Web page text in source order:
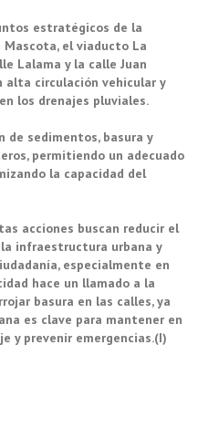
estratégicos de la
el viaducto La
Lalama y la calle Juan
alta circulación vehicular y
los drenajes pluviales.
de sedimentos, basura y
permitiendo un adecuado
la capacidad del
acciones buscan reducir el
infraestructura urbana y
especialmente en
hace un llamado a la
basura en las calles, ya
es clave para mantener en
y prevenir emergencias.(I)